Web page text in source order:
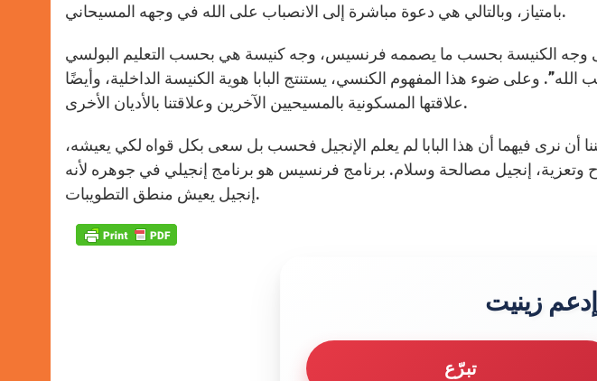
بامتياز، وبالتالي هي دعوة مباشرة إلى الانصباب على الله في وجهه المسيحاني.
وجه الكنيسة بحسب ما يصممه فرنسيس، وجه كنيسة هي بحسب التعليم البولسي
الله”. وعلى ضوء هذا المفهوم الكنسي، يستنتج البابا هوية الكنيسة الداخلية، وأيضًا
علاقتها المسكونية بالمسيحيين الآخرين وعلاقتنا بالأديان الأخرى.
أن نرى فيهما أن هذا البابا لم يعلم الإنجيل فحسب بل سعى بكل قواه لكي يعيشه،
وتعزية، إنجيل مصالحة وسلام. برنامج فرنسيس هو برنامج إنجيلي في جوهره لأنه
إنجيل يعيش منطق التطويبات.
إدعم زينيت
تبرّع